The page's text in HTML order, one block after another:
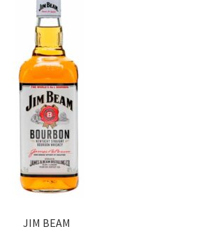
JIM BEAM